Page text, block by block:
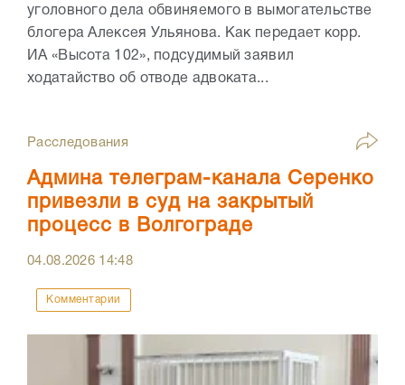
уголовного дела обвиняемого в вымогательстве
блогера Алексея Ульянова. Как передает корр.
ИА «Высота 102», подсудимый заявил
ходатайство об отводе адвоката...
Расследования
Админа телеграм-канала Серенко
привезли в суд на закрытый
процесс в Волгограде
04.08.2026 14:48
Комментарии